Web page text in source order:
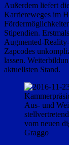
Außerdem liefert
Karriereweges im
Stipendien.
Augmented-
Zapcodes
lassen.
aktuellsten Stand.
Aus- und
vom neuen
Graggo